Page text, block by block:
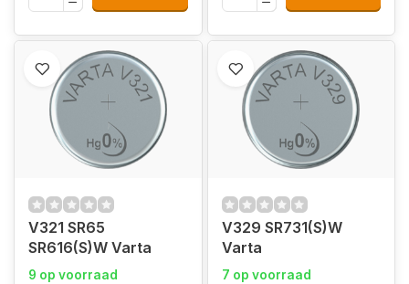
V321 SR65
SR616(S)W Varta
9 op voorraad
V329 SR731(S)W
Varta
7 op voorraad